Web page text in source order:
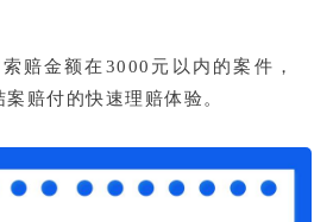
赔金额在3000元以内的案件，
赔付的快速理赔体验。